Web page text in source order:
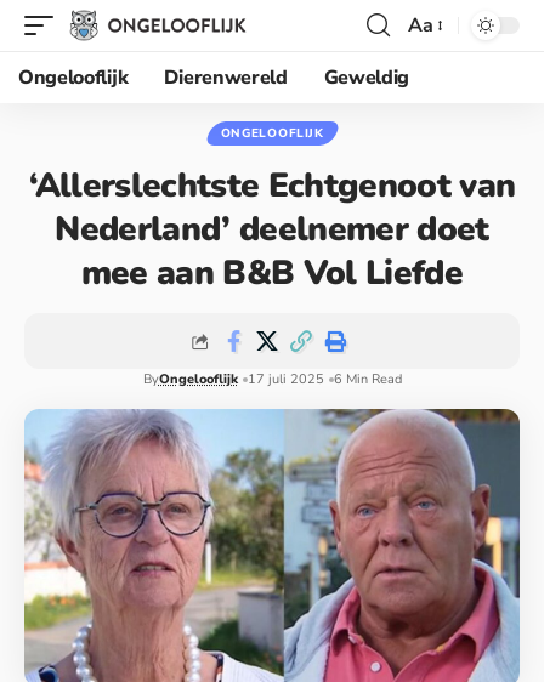
Aa
Ongelooflijk
Dierenwereld Geweldig
ONGELOOFLIJK
‘Allerslechtste Echtgenoot van
Nederland’ deelnemer doet
mee aan B&B Vol Liefde
ByOngelooflijk 17 juli 2025 6 Min Read